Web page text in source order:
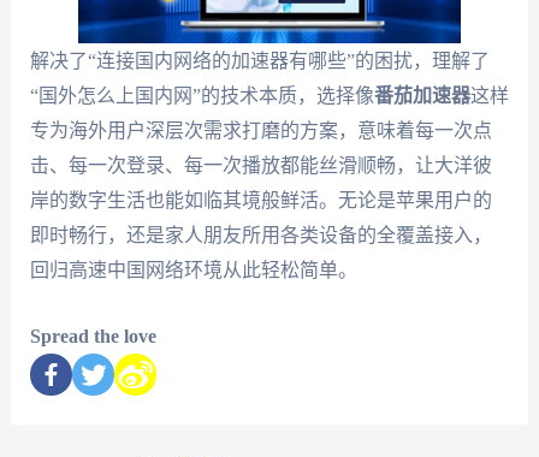
解决了“连接国内网络的加速器有哪些”的困扰，理解了
“国外怎么上国内网”的技术本质，选择像番茄加速器这样
专为海外用户深层次需求打磨的方案，意味着每一次点
击、每一次登录、每一次播放都能丝滑顺畅，让大洋彼
岸的数字生活也能如临其境般鲜活。无论是苹果用户的
即时畅行，还是家人朋友所用各类设备的全覆盖接入，
回归高速中国网络环境从此轻松简单。
Spread the love